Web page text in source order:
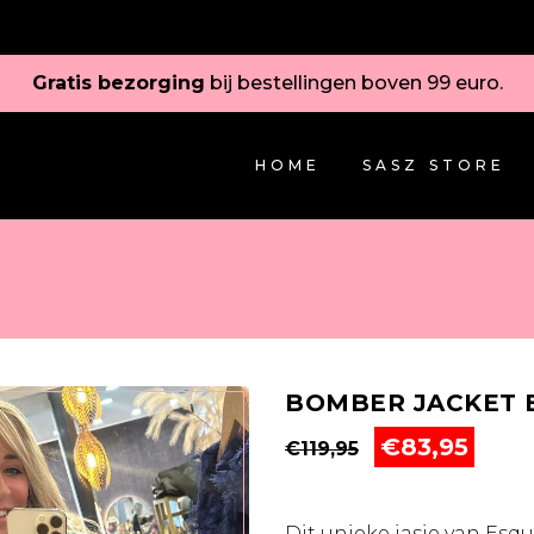
Gratis bezorging bij bestellingen boven 99 euro.
HOME SASZ STORE
BOMBER JACKET
€119,95
prijs
€119,95.
€83,95
prijs